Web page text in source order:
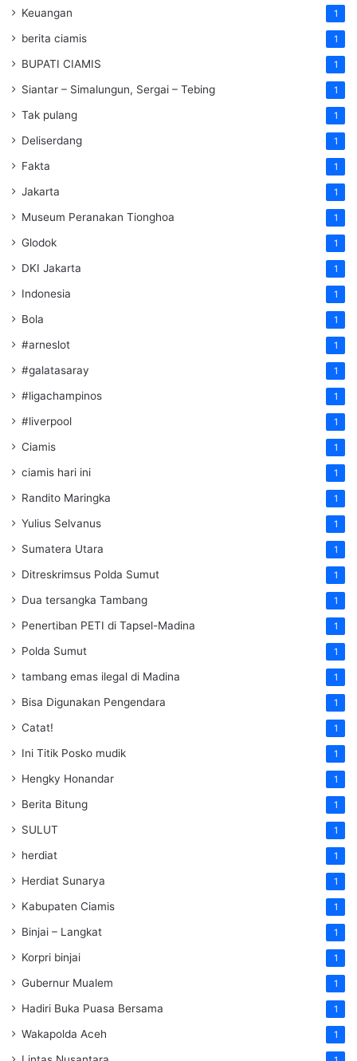
Keuangan 1
berita ciamis 1
BUPATI CIAMIS 1
Siantar – Simalungun, Sergai – Tebing 1
Tak pulang 1
Deliserdang 1
Fakta 1
Jakarta 1
Museum Peranakan Tionghoa 1
Glodok 1
DKI Jakarta 1
Indonesia 1
Bola 1
#arneslot 1
#galatasaray 1
#ligachampinos 1
#liverpool 1
Ciamis 1
ciamis hari ini 1
Randito Maringka 1
Yulius Selvanus 1
Sumatera Utara 1
Ditreskrimsus Polda Sumut 1
Dua tersangka Tambang 1
Penertiban PETI di Tapsel-Madina 1
Polda Sumut 1
tambang emas ilegal di Madina 1
Bisa Digunakan Pengendara 1
Catat! 1
Ini Titik Posko mudik 1
Hengky Honandar 1
Berita Bitung 1
SULUT 1
herdiat 1
Herdiat Sunarya 1
Kabupaten Ciamis 1
Binjai – Langkat 1
Korpri binjai 1
Gubernur Mualem 1
Hadiri Buka Puasa Bersama 1
Wakapolda Aceh 1